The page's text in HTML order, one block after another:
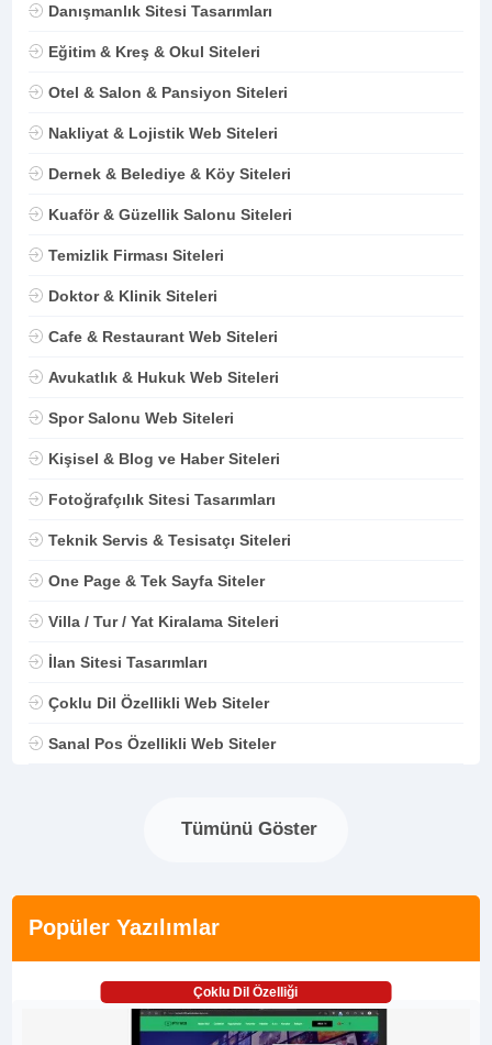
Danışmanlık Sitesi Tasarımları
Eğitim & Kreş & Okul Siteleri
Otel & Salon & Pansiyon Siteleri
Nakliyat & Lojistik Web Siteleri
Dernek & Belediye & Köy Siteleri
Kuaför & Güzellik Salonu Siteleri
Temizlik Firması Siteleri
Doktor & Klinik Siteleri
Cafe & Restaurant Web Siteleri
Avukatlık & Hukuk Web Siteleri
Spor Salonu Web Siteleri
Kişisel & Blog ve Haber Siteleri
Fotoğrafçılık Sitesi Tasarımları
Teknik Servis & Tesisatçı Siteleri
One Page & Tek Sayfa Siteler
Villa / Tur / Yat Kiralama Siteleri
İlan Sitesi Tasarımları
Çoklu Dil Özellikli Web Siteler
Sanal Pos Özellikli Web Siteler
Tümünü Göster
Popüler Yazılımlar
Çoklu Dil Özelliği